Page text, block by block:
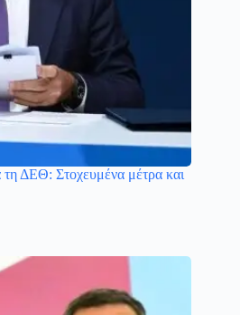
ΔΕΘ: Στοχευμένα μέτρα και